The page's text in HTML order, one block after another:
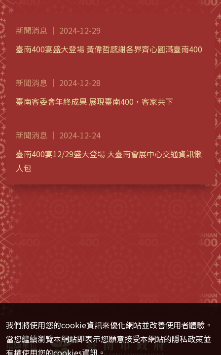
新聞消息 ｜ 2024-12-29
臺南400宴盛大登場 黃偉哲感謝各界齊心圓滿臺南400
新聞消息 ｜ 2024-12-28
臺南客委會年終成果 展現臺南400，客家共下
新聞消息 ｜ 2024-12-24
臺南400宴12/29盛大登場 大臺南會展中心交通資訊懶
人包
指導單位
我們將使用您的cookie資訊來優化網站並改善使用者體驗。
當您繼續瀏覽本網站即表示您願意接受本網站的隱私政策並
有權使用您的cookies資訊。